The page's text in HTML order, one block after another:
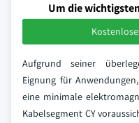
Um die
Aufgrund seiner
Eignung für
eine minimale
Kabelsegment CY